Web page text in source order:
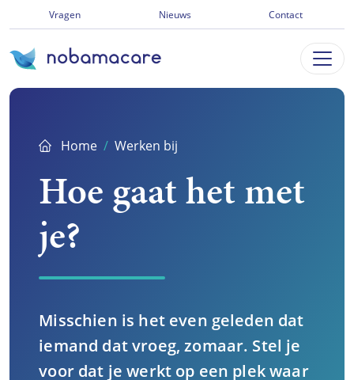
direct
naar
inhoud
Vragen Nieuws Contact
Home Werken bij
Hoe gaat het met
je?
Misschien is het even geleden dat
iemand dat vroeg, zomaar. Stel je
voor dat je werkt op een plek waar